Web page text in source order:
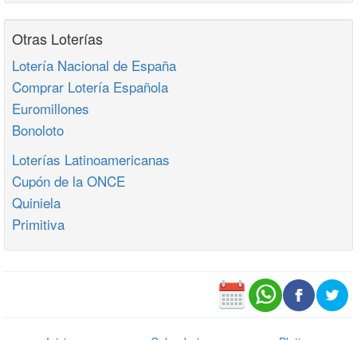
Otras Loterías
Lotería Nacional de España
Comprar Lotería Española
Euromillones
Bonoloto
Loterías Latinoamericanas
Cupón de la ONCE
Quiniela
Primitiva